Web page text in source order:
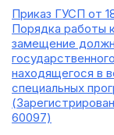
Приказ ГУСП от
Порядка работы
замещение
находящегося в
специальных
60097)